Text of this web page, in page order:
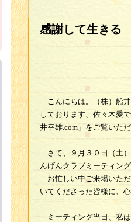
感謝して生きる
こんにちは。（株）船
しております、佐々木愛
井幸雄.com」をご覧いた
さて、９月３０日（土
んげんクラブミーティン
お忙しい中ご来場いた
いてくださった皆様に、
ミーティング当日、私